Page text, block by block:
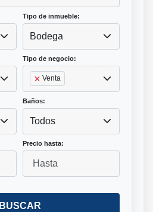
Tipo de inmueble:
Bodega
Tipo de negocio:
Venta
Baños:
Todos
Precio hasta:
BUSCAR